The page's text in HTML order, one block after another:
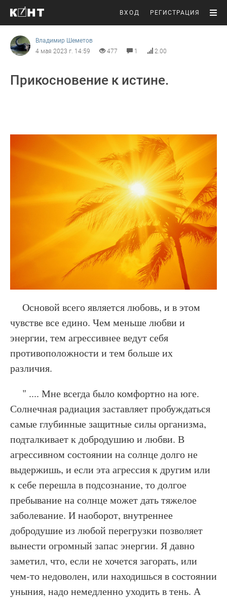
ВХОД РЕГИСТРАЦИЯ
Владимир Шеметов
4 мая 2023 г. 14:59
477 1 2.00
Прикосновение к истине.
Основой всего является любовь, и в этом
чувстве все едино. Чем меньше любви и
энергии, тем агрессивнее ведут себя
противоположности и тем больше их
различия.
" .... Мне всегда было комфортно на юге.
Солнечная радиация заставляет пробуждаться
самые глубинные защитные силы организма,
подталкивает к добродушию и любви. В
агрессивном состоянии на солнце долго не
выдержишь, и если эта агрессия к другим или
к себе перешла в подсознание, то долгое
пребывание на солнце может дать тяжелое
заболевание. И наоборот, внутреннее
добродушие из любой перегрузки позволяет
вынести огромный запас энергии. Я давно
заметил, что, если не хочется загорать, или
чем-то недоволен, или находишься в состоянии
уныния, надо немедленно уходить в тень. А